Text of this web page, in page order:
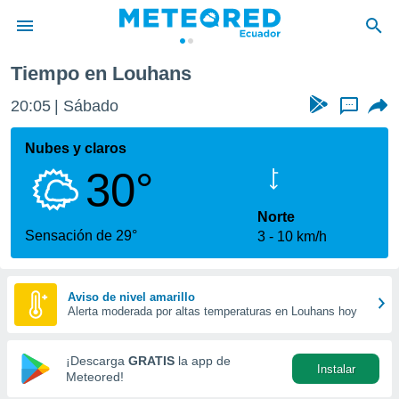
de
ha
calidad.
a este
las
y
forma
digital
basada
Tiempo en Louhans
20:05 Sábado ...
Nubes y claros
30°
Sensación de 29°
Norte
3
10 km/h
Aviso de nivel amarillo
Alerta moderada por altas temperaturas en Louhans hoy
¡Descarga GRATIS la app de
Meteored!
Instalar